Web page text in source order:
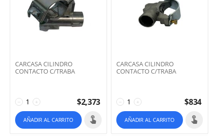
CARCASA CILINDRO
CONTACTO C/TRABA
+
− $2,373
AÑADIR AL CARRITO
CARCASA CILINDRO
CONTACTO C/TRABA
+
− $834
AÑADIR AL CARRITO